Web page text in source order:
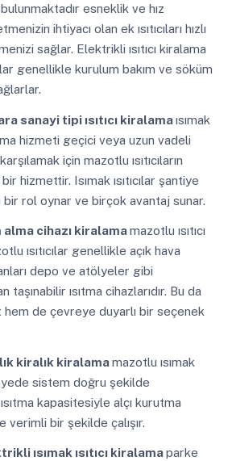
esneklik ve hız
ihtiyacı olan ek ısıtıcıları hızlı
sağlar. Elektrikli ısıtıcı kiralama
genellikle kurulum bakım ve söküm
sanayi tipi ısıtıcı kiralamaısımak
hizmeti geçici veya uzun vadeli
için mazotlu ısıtıcıların
hizmettir. Isımak ısıtıcılar şantiye
bir rol oynar ve birçok avantaj sunar.
alma cihazı kiralamamazotlu ısıtıcı
ısıtıcılar genellikle açık hava
depo ve atölyeler gibi
taşınabilir ısıtma cihazlarıdır. Bu da
de çevreye duyarlı bir seçenek
kiralık kiralamamazotlu ısımak
sistem doğru şekilde
kapasitesiyle alçı kurutma
verimli bir şekilde çalışır.
ısımak ısıtıcı kiralamaparke